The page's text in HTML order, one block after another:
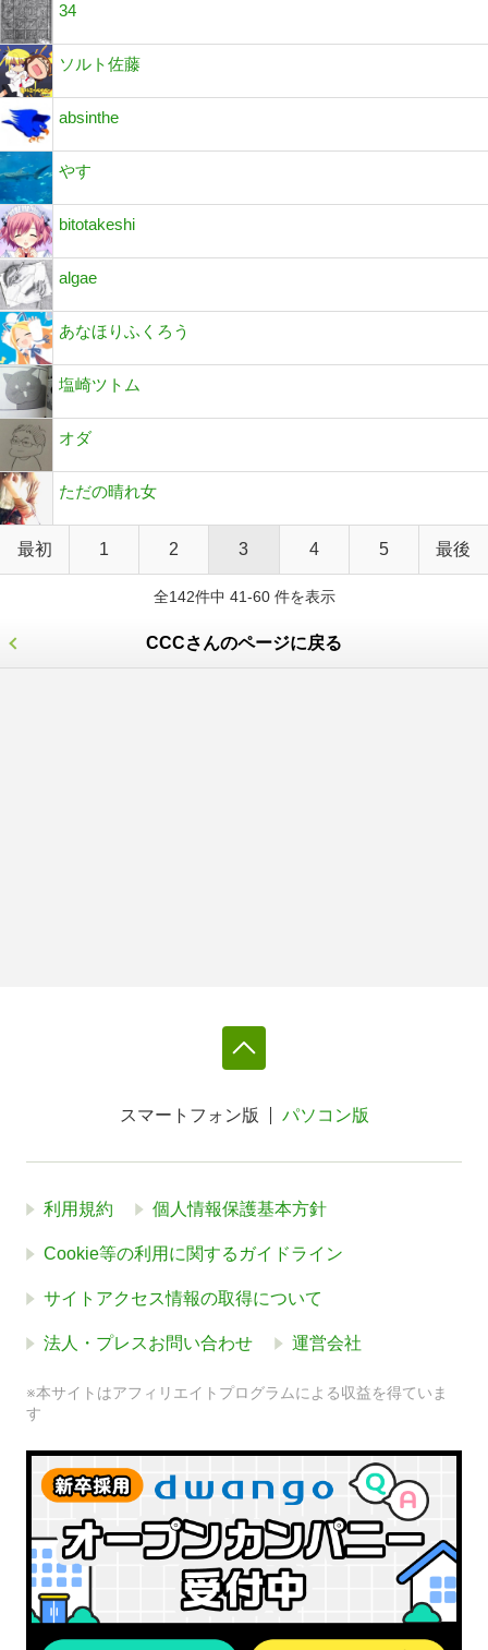
34
ソルト佐藤
absinthe
やす
bitotakeshi
algae
あなほりふくろう
塩崎ツトム
オダ
ただの晴れ女
最初 1 2 3 4 5 最後
全142件中 41-60 件を表示
CCCさんのページに戻る
スマートフォン版 パソコン版
利用規約 個人情報保護基本方針
Cookie等の利用に関するガイドライン
サイトアクセス情報の取得について
法人・プレスお問い合わせ 運営会社
※本サイトはアフィリエイトプログラムによる収益を得ていま
す